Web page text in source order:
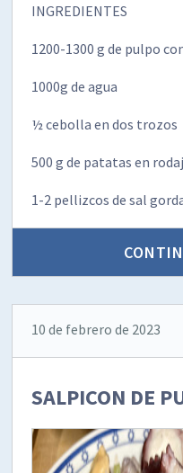
INGREDIENTES
1200-1300 g de pulpo
1000g de agua
½ cebolla en dos trozos
500 g de patatas en
1-2 pellizcos de sal
10 de febrero de 2023
SALPICON DE